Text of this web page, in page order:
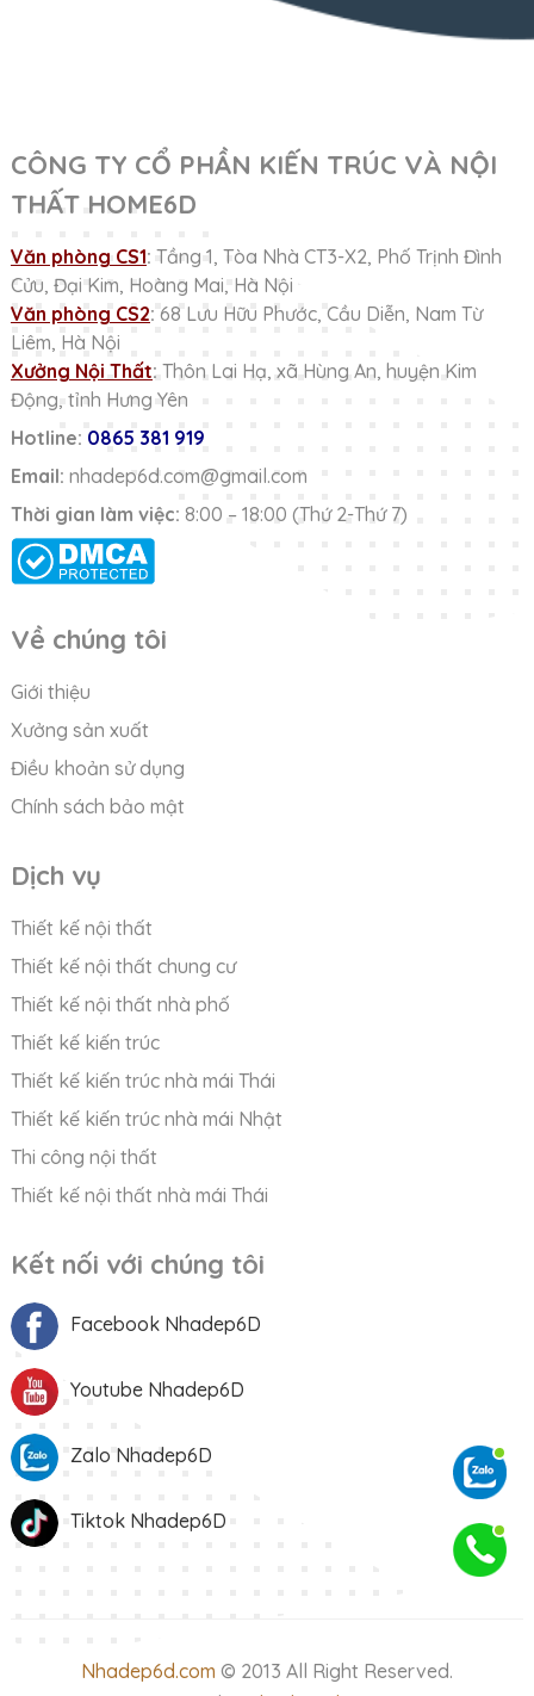
CÔNG TY CỔ PHẦN KIẾN TRÚC VÀ NỘI
THẤT HOME6D
Văn phòng CS1: Tầng 1, Tòa Nhà CT3-X2, Phố Trịnh Đình
Cửu, Đại Kim, Hoàng Mai, Hà Nội
Văn phòng CS2: 68 Lưu Hữu Phước, Cầu Diễn, Nam Từ
Liêm, Hà Nội
Xưởng Nội Thất: Thôn Lai Hạ, xã Hùng An, huyện Kim
Động, tỉnh Hưng Yên
Hotline: 0865 381 919
Email: nhadep6d.com@gmail.com
Thời gian làm việc: 8:00 – 18:00 (Thứ 2-Thứ 7)
Về chúng tôi
Giới thiệu
Xưởng sản xuất
Điều khoản sử dụng
Chính sách bảo mật
Dịch vụ
Thiết kế nội thất
Thiết kế nội thất chung cư
Thiết kế nội thất nhà phố
Thiết kế kiến trúc
Thiết kế kiến trúc nhà mái Thái
Thiết kế kiến trúc nhà mái Nhật
Thi công nội thất
Thiết kế nội thất nhà mái Thái
Kết nối với chúng tôi
Facebook Nhadep6D
Youtube Nhadep6D
Zalo Nhadep6D
Tiktok Nhadep6D
Nhadep6d.com © 2013 All Right Reserved.